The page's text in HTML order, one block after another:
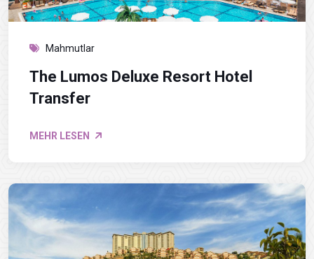
Mahmutlar
The Lumos Deluxe Resort Hotel
Transfer
MEHR LESEN